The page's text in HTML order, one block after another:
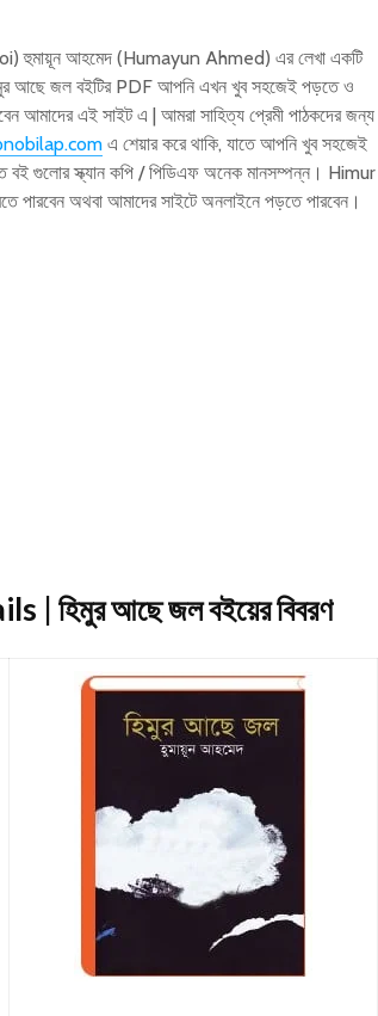
হুমায়ূন আহমেদ (Humayun Ahmed) এর লেখা একটি
আছে জল বইটির PDF আপনি এখন খুব সহজেই পড়তে ও
এই সাইট এ | আমরা সাহিত্য প্রেমী পাঠকদের জন্য
এ শেয়ার করে থাকি, যাতে আপনি খুব সহজেই
বই গুলোর স্ক্যান কপি / পিডিএফ অনেক মানসম্পন্ন। Himur
অথবা আমাদের সাইটে অনলাইনে পড়তে পারবেন।
| হিমুর আছে জলবইয়ের বিবরণ